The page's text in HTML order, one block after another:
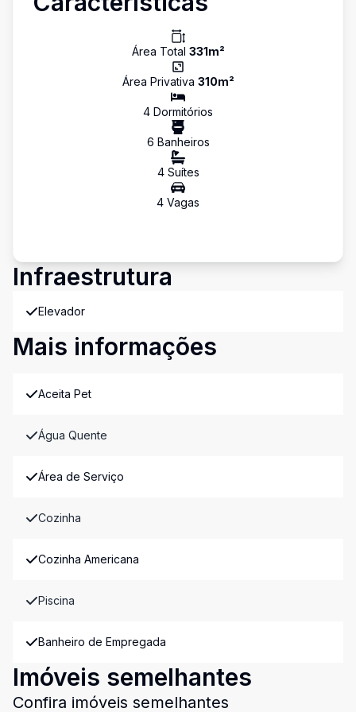
Área Total 331m²
Área Privativa 310m²
4 Dormitórios
6 Banheiros
4Suítes
4 Vagas
Infraestrutura
Elevador
Mais informações
Aceita Pet
Água Quente
Área de Serviço
Cozinha
Cozinha Americana
Piscina
Banheiro de Empregada
Imóveis semelhantes
Confira imóveis semelhantes